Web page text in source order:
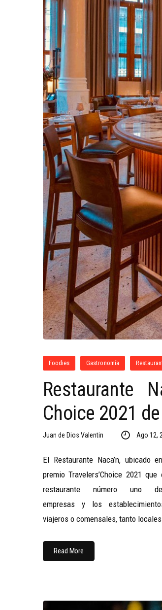
Foodies Gastronomía
Restaurante
Choice 2021
Juan de Dios Valentin Ago 12,
El Restaurante Naca’n, ubicado
premio Travelers’Choice 2021
restaurante número uno
empresas y los
viajeros o comensales, tanto
Read More